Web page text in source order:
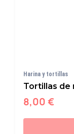
Harina y tortillas
Tortillas de
8,00 €